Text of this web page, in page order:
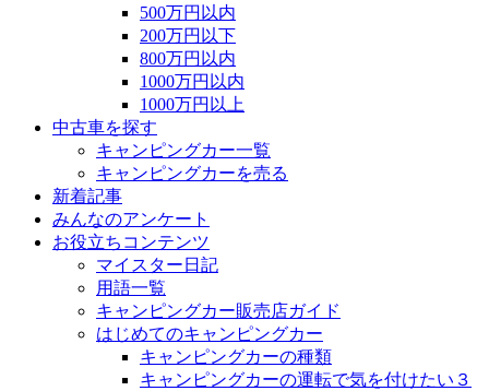
500万円以内
200万円以下
800万円以内
1000万円以内
1000万円以上
中古車を探す
キャンピングカー一覧
キャンピングカーを売る
新着記事
みんなのアンケート
お役立ちコンテンツ
マイスター日記
用語一覧
キャンピングカー販売店ガイド
はじめてのキャンピングカー
キャンピングカーの種類
キャンピングカーの運転で気を付けたい３